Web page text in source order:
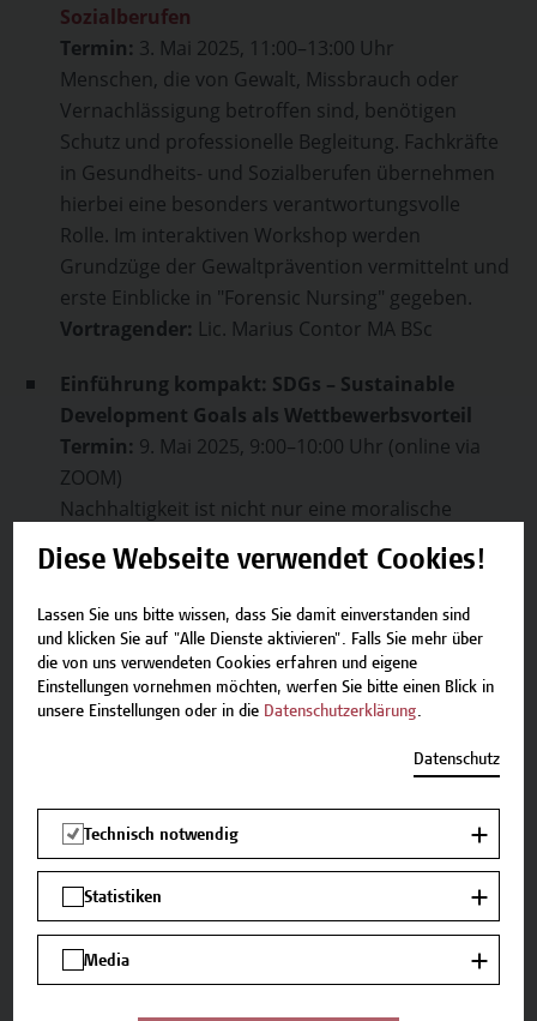
Sozialberufen
Termin: 3. Mai 2025, 11:00–13:00 Uhr
Menschen, die von Gewalt, Missbrauch oder
Vernachlässigung betroffen sind, benötigen
Schutz und professionelle Begleitung. Fachkräfte
in Gesundheits- und Sozialberufen übernehmen
hierbei eine besonders verantwortungsvolle
Rolle. Im interaktiven Workshop werden
Grundzüge der Gewaltprävention vermittelnt und
erste Einblicke in "Forensic Nursing" gegeben.
Vortragender: Lic. Marius Contor MA BSc
Einführung kompakt: SDGs – Sustainable
Development Goals als Wettbewerbsvorteil
Termin: 9. Mai 2025, 9:00–10:00 Uhr (online via
ZOOM)
Nachhaltigkeit ist nicht nur eine moralische
wirtschaftlicher Erfolgsfaktor. Die Sustainable
Development Goals (SDGs) der Vereinten
Nationen bieten einen strategischen Rahmen für
Unternehmen und Organisationen, die sich
zukunftsfähig positionieren möchten. Dieses
kompakte Webinar zeigt, wie die SDGs gezielt zur
Weiterentwicklung und Profilierung genutzt
Vortragende:
Valerie-Sophie Schönberg MSc
Wie soll sich das alles ausgehen? – Methoden
des Zeitmanagements
Termin:14. Mai 2025, 18:00–19:00 Uhr
Die Anforderungen im beruflichen und privaten
Diese Webseite verwendet Cookies!
Lassen Sie uns bitte wissen, dass Sie damit einverstanden sind
und klicken Sie auf "Alle Dienste aktivieren". Falls Sie mehr über
die von uns verwendeten Cookies erfahren und eigene
Einstellungen vornehmen möchten, werfen Sie bitte einen Blick in
unsere Einstellungen oder in die Datenschutzerklärung.
Datenschutz
Technisch notwendig
Statistiken
Media